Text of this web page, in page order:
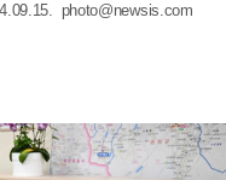
photo@newsis.com